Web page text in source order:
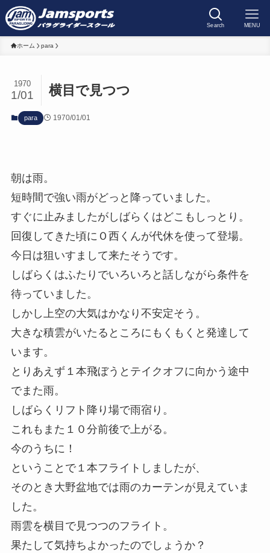
Search MENU
ホーム para
横目で見つつ
1970
1/01
para 1970/01/01
朝は雨。
短時間で強い雨がどっと降っていました。
すぐに止みましたがしばらくはどこもしっとり。
回復してきた頃にＯ西くんが代休を使って登場。
今日は狙いすまして来たそうです。
しばらくはふたりでいろいろと話しながら条件を
待っていました。
しかし上空の大気はかなり不安定そう。
大きな積雲がいたるところにもくもくと発達して
います。
とりあえず１本飛ぼうとテイクオフに向かう途中
でまた雨。
しばらくリフト降り場で雨宿り。
これもまた１０分前後で上がる。
今のうちに！
ということで１本フライトしましたが、
そのとき大野盆地では雨のカーテンが見えていま
した。
雨雲を横目で見つつのフライト。
果たして気持ちよかったのでしょうか？